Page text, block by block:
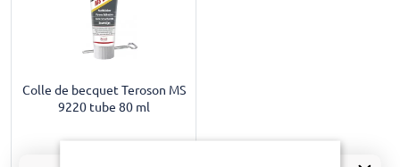
Colle de becquet Teroson MS
9220 tube 80 ml